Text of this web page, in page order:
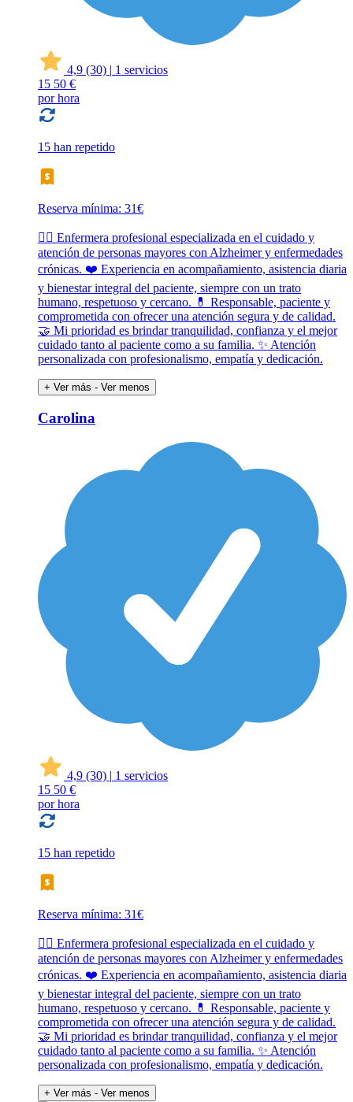
4,9 (30) | 1 servicios
15 50 €
por hora
15 han repetido
Reserva mínima: 31€
👩‍⚕️ Enfermera profesional especializada en el cuidado y
atención de personas mayores con Alzheimer y enfermedades
crónicas. ❤️ Experiencia en acompañamiento, asistencia diaria
y bienestar integral del paciente, siempre con un trato
humano, respetuoso y cercano. 💊 Responsable, paciente y
comprometida con ofrecer una atención segura y de calidad.
🤝 Mi prioridad es brindar tranquilidad, confianza y el mejor
cuidado tanto al paciente como a su familia. ✨ Atención
personalizada con profesionalismo, empatía y dedicación.
+ Ver más - Ver menos
Carolina
4,9 (30) | 1 servicios
15 50 €
por hora
15 han repetido
Reserva mínima: 31€
👩‍⚕️ Enfermera profesional especializada en el cuidado y
atención de personas mayores con Alzheimer y enfermedades
crónicas. ❤️ Experiencia en acompañamiento, asistencia diaria
y bienestar integral del paciente, siempre con un trato
humano, respetuoso y cercano. 💊 Responsable, paciente y
comprometida con ofrecer una atención segura y de calidad.
🤝 Mi prioridad es brindar tranquilidad, confianza y el mejor
cuidado tanto al paciente como a su familia. ✨ Atención
personalizada con profesionalismo, empatía y dedicación.
+ Ver más - Ver menos